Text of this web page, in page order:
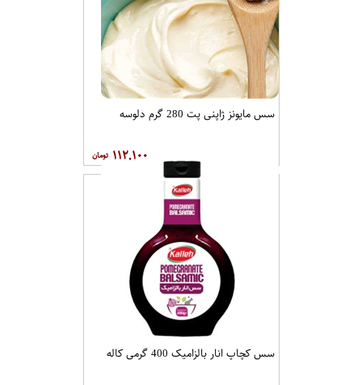
سس مایونز ژاپنی پت 280 گرم دلوسه
۱۱۲,۱۰۰
سس کچاپ انار بالزامیک 400 گرمی کاله